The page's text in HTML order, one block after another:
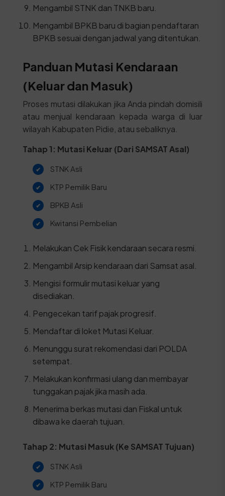
Mengambil STNK dan TNKB baru.
Mengambil BPKB baru di bagian pendaftaran
BPKB sesuai dengan jadwal yang ditentukan.
Panduan Mutasi Kendaraan
(Keluar dan Masuk)
Proses mutasi dilakukan jika Anda pindah domisili
atau menjual kendaraan kepada warga di luar
wilayah Kabupaten Pidie, atau sebaliknya.
Tahap 1: Mutasi Keluar (Dari SAMSAT Asal)
STNK Asli
KTP Pemilik Baru
BPKB Asli
Kwitansi Pembelian
Melakukan Cek Fisik kendaraan secara resmi.
Mengambil Arsip kendaraan dari Samsat asal.
Mengisi formulir mutasi keluar yang
disediakan.
Pengecekan tarif pajak progresif.
Mendaftar di loket Mutasi Keluar.
Menunggu surat rekomendasi dari POLDA
setempat.
Melakukan konfirmasi ulang dan membayar
tunggakan pajak jika masih ada.
Menerima berkas mutasi dan Fiskal untuk
dibawa ke daerah tujuan.
Tahap 2: Mutasi Masuk (Ke SAMSAT Tujuan)
STNK Asli
KTP Pemilik Baru